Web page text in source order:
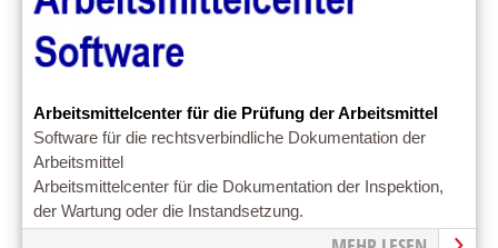
Arbeitsmittelcenter für die Prüfung der Arbeitsmittel
Software für die rechtsverbindliche Dokumentation der
Arbeitsmittel
Arbeitsmittelcenter für die Dokumentation der Inspektion,
der Wartung oder die Instandsetzung.